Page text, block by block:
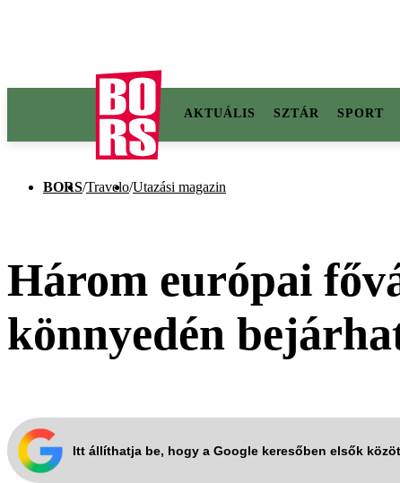
AKTUÁLIS SZTÁR SPORT
BORS/Travelo/Utazási magazin
Három európai
könnyedén
Itt állíthatja be, hogy a Google keresőben elsők